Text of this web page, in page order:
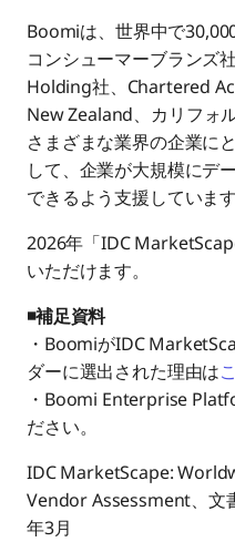
Boomiは、世界中で
コンシューマーブランズ
Holding社、Chartered
New Zealand、カリフォ
さまざまな業界の企業に
して、企業が大規模にデ
できるよう支援しています
2026年「IDC
いただけます。
◾補足資料
・BoomiがIDC
ダーに選出された理由は
・Boomi Enterprise
ださい。
IDC MarketScape:
Vendor Assessment、文
年3月